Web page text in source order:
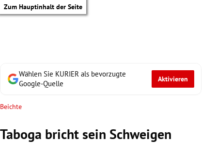
Zum Hauptinhalt der Seite
Wählen Sie KURIER als bevorzugte
Google-Quelle
Aktivieren
Beichte
Taboga bricht sein Schweigen